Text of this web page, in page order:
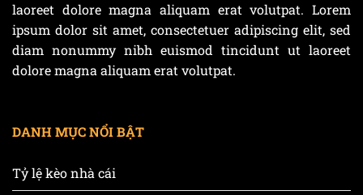
laoreet dolore magna aliquam erat volutpat. Lorem
ipsum dolor sit amet, consectetuer adipiscing elit, sed
diam nonummy nibh euismod tincidunt ut laoreet
dolore magna aliquam erat volutpat.
DANH MỤC NỔI BẬT
Tỷ lệ kèo nhà cái